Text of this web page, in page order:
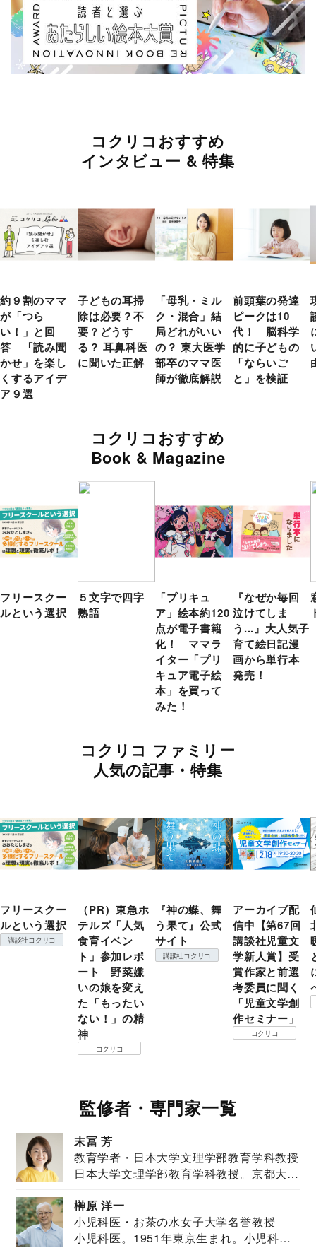
コクリコおすすめ
インタビュー & 特集
約９割のママ
が「つら
い！」と回
答 「読み聞
かせ」を楽し
くするアイデ
ア９選
子どもの耳掃
除は必要？不
要？どうす
る？ 耳鼻科医
に聞いた正解
「母乳・ミル
ク・混合」結
局どれがいい
の？ 東大医学
部卒のママ医
師が徹底解説
前頭葉の発達
ピークは10
代！ 脳科学
的に子どもの
「ならいご
と」を検証
コクリコおすすめ
Book & Magazine
フリースクー
ルという選択
５文字で四字
熟語
「プリキュ
ア」絵本約120
点が電子書籍
化！ ママラ
イター「プリ
キュア電子絵
本」を買って
みた！
『なぜか毎回
泣けてしま
う...』大人気子
育て絵日記漫
画から単行本
発売！
コクリコ ファミリー
人気の記事・特集
フリースクー
ルという選択
講談社コクリコ
（PR）東急ホ
テルズ「人気
食育イベン
ト」参加レポ
ート 野菜嫌
いの娘を変え
た「もったい
ない！」の精
神
コクリコ
『神の蝶、舞
う果て』公式
サイト
講談社コクリコ
アーカイブ配
信中【第67回
講談社児童文
学新人賞】受
賞作家と前選
考委員に聞く
「児童文学創
作セミナー」
コクリコ
監修者・専門家一覧
末冨 芳
教育学者・日本大学文理学部教育学科教授
日本大学文理学部教育学科教授。京都大学
榊原 洋一
小児科医・お茶の水女子大学名誉教授
小児科医。1951年東京生まれ。小児科